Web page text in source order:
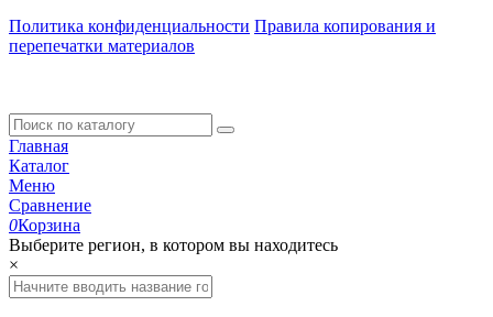
Политика конфиденциальности Правила копирования и
перепечатки материалов
Главная
Каталог
Меню
Сравнение
0Корзина
Выберите регион, в котором вы находитесь
×